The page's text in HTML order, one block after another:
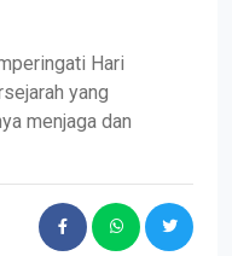
Hari
yang
menjaga dan